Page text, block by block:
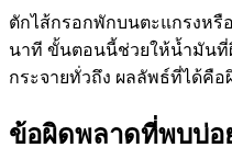
ตักไส้กรอกพักบนตะแกรงหรื
นาที ขั้นตอนนี้ช่วยให้น้ำมัน
กระจายทั่วถึง ผลลัพธ์ที่ได้คื
ข้อผิดพลาดที่พบบ่อ